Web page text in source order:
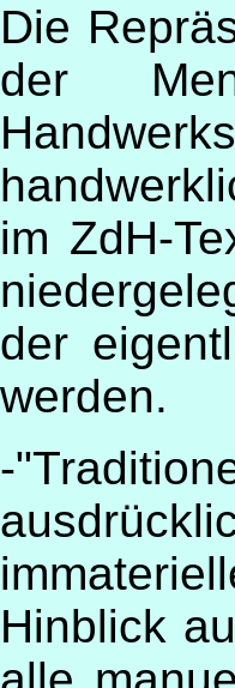
Die
der
im ZdH-
der
werden.
-
Hinblick